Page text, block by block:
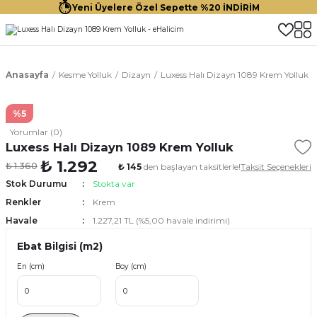
Yeni Üyelere Özel Sepette %20 İNDİRİM
Anasayfa Kesme Yolluk Dizayn Luxess Halı Dizayn 1089 Krem Yolluk
%5
Yorumlar (0)
Luxess Halı Dizayn 1089 Krem Yolluk
₺ 1.360 ₺ 1.292 ₺ 145 den başlayan taksitlerle!Taksit Seçenekleri
Stok Durumu
Stokta var
Renkler
Krem
Havale
1.227,21 TL (%5,00 havale indirimi)
Ebat Bilgisi (m2)
En (cm) Boy (cm)